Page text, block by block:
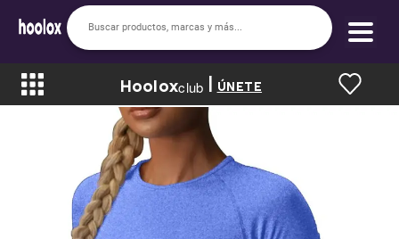
Bienvenido a hoolox
La evolución de la moda en línea.
Iniciar sesión
Inicio
Hooloxclub ÚNETE